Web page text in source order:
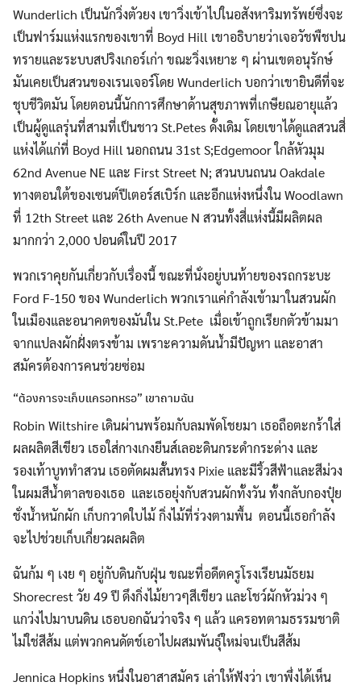
Search
for: Search
Wunderlich เป็นนักวิ่งตัวยง เขาวิ่งเข้าไปในอสังหาริมทรัพย์ซึ่งจะ
เป็นฟาร์มแห่งแรกของเขาที่ Boyd Hill เขาอธิบายว่าเจอวัชพืชปน
ทรายและระบบสปริงเกอร์เก่า ขณะวิ่งเหยาะ ๆ ผ่านเขตอนุรักษ์
มันเคยเป็นสวนของเรนเจอร์โดย Wunderlich บอกว่าเขายินดีที่จะ
ชุบชีวิตมัน โดยตอนนี้นักการศึกษาด้านสุขภาพที่เกษียณอายุแล้ว
เป็นผู้ดูแลรุ่นที่สามที่เป็นชาว St.Petes ดั้งเดิม โดยเขาได้ดูแลสวนสี่
แห่งได้แก่ที่ Boyd Hill นอกถนน 31st S;Edgemoor ใกล้หัวมุม
62nd Avenue NE และ First Street N; สวนบนถนน Oakdale
ทางตอนใต้ของเซนต์ปีเตอร์สเบิร์ก และอีกแห่งหนึ่งใน Woodlawn
ที่ 12th Street และ 26th Avenue N สวนทั้งสี่แห่งนี้มีผลิตผล
มากกว่า 2,000 ปอนด์ในปี 2017
พวกเราคุยกันเกี่ยวกับเรื่องนี้ ขณะที่นั่งอยู่บนท้ายของรถกระบะ
Ford F-150 ของ Wunderlich พวกเราแค่กำลังเข้ามาในสวนผัก
ในเมืองและอนาคตของมันใน St.Pete เมื่อเข้าถูกเรียกตัวข้ามมา
จากแปลงผักฝั่งตรงข้าม เพราะความดันน้ำมีปัญหา และอาสา
สมัครต้องการคนช่วยซ่อม
“ต้องการจะเก็บแครอทหรอ” เขาถามฉัน
Robin Wiltshire เดินผ่านพร้อมกับลมพัดโชยมา เธอถือตะกร้าใส่
ผลผลิตสีเขียว เธอใส่กางเกงยีนส์เลอะดินกระดำกระด่าง และ
รองเท้าบูททำสวน เธอตัดผมสั้นทรง Pixie และมีริ้วสีฟ้าและสีม่วง
ในผมสีน้ำตาลของเธอ และเธอยุ่งกับสวนผักทั้งวัน ทั้งกลับกองปุ๋ย
ชั่งน้ำหนักผัก เก็บกวาดใบไม้ กิ่งไม้ที่ร่วงตามพื้น ตอนนี้เธอกำลัง
จะไปช่วยเก็บเกี่ยวผลผลิต
ฉันก้ม ๆ เงย ๆ อยู่กับดินกับฝุ่น ขณะที่อดีตครูโรงเรียนมัธยม
Shorecrest วัย 49 ปี ดึงกิ่งไม้ยาวๆสีเขียว และโชว์ผักหัวม่วง ๆ
แกว่งไปมาบนดิน เธอบอกฉันว่าจริง ๆ แล้ว แครอทตามธรรมชาติ
ไม่ใช่สีส้ม แต่พวกคนดัตช์เอาไปผสมพันธุ์ใหม่จนเป็นสีส้ม
Jennica Hopkins หนึ่งในอาสาสมัคร เล่าให้ฟังว่า เขาพึ่งได้เห็น